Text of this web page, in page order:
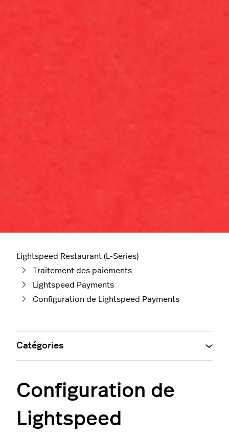
Lightspeed Restaurant (L-Series)
Traitement des paiements
Lightspeed Payments
Configuration de Lightspeed Payments
Configuration de
Lightspeed
Catégories